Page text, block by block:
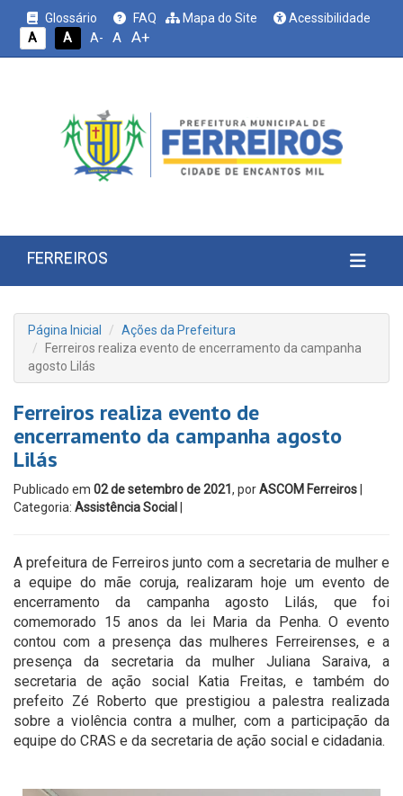
Glossário FAQ Mapa do Site
Acessibilidade
A
A A- A A+
FERREIROS
Página Inicial
Ações da Prefeitura
Ferreiros realiza evento de encerramento da campanha
agosto Lilás
Ferreiros realiza evento de
encerramento da campanha agosto
Lilás
Publicado em 02 de setembro de 2021 , porASCOM Ferreiros
Categoria: Assistência Social
A prefeitura de Ferreiros junto com a secretaria de mulher e
a equipe do mãe coruja, realizaram hoje um evento de
encerramento da campanha agosto Lilás, que foi
comemorado 15 anos da lei Maria da Penha. O evento
contou com a presença das mulheres Ferreirenses, e a
presença da secretaria da mulher Juliana Saraiva, a
secretaria de ação social Katia Freitas, e também do
prefeito Zé Roberto que prestigiou a palestra realizada
sobre a violência contra a mulher, com a participação da
equipe do CRAS e da secretaria de ação social e cidadania.